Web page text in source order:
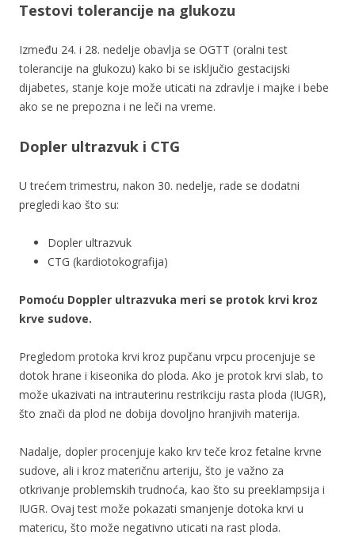
Testovi tolerancije na glukozu
Između 24. i 28. nedelje obavlja se OGTT (oralni test
tolerancije na glukozu) kako bi se isključio gestacijski
dijabetes, stanje koje može uticati na zdravlje i majke i bebe
ako se ne prepozna i ne leči na vreme.
Dopler ultrazvuk i CTG
U trećem trimestru, nakon 30. nedelje, rade se dodatni
pregledi kao što su:
Dopler ultrazvuk
CTG (kardiotokografija)
Pomoću Doppler ultrazvuka meri se protok krvi kroz
krve sudove.
Pregledom protoka krvi kroz pupčanu vrpcu procenjuje se
dotok hrane i kiseonika do ploda. Ako je protok krvi slab, to
može ukazivati na intrauterinu restrikciju rasta ploda (IUGR),
što znači da plod ne dobija dovoljno hranjivih materija.
Nadalje, dopler procenjuje kako krv teče kroz fetalne krvne
sudove, ali i kroz materičnu arteriju, što je važno za
otkrivanje problemskih trudnoća, kao što su preeklampsija i
IUGR. Ovaj test može pokazati smanjenje dotoka krvi u
matericu, što može negativno uticati na rast ploda.